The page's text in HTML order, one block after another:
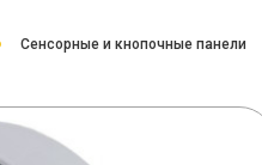
Сенсорные и кнопочные панели